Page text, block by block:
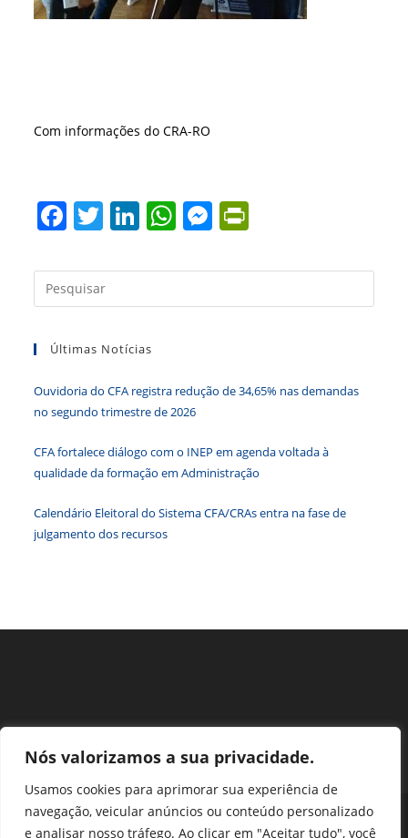
Nós valorizamos a sua privacidade.
Usamos cookies para aprimorar sua experiência de
navegação, veicular anúncios ou conteúdo personalizado
e analisar nosso tráfego. Ao clicar em "Aceitar tudo", você
Com informações do CRA-RO
F
c
e
o
o
k
T
itt
er
Li
k
e
n
W
at
s
p
M
ss
e
er
tF
ri
dl
a
Últimas Notícias
Ouvidoria do CFA registra redução de 34,65% nas demandas
no segundo trimestre de 2026
CFA fortalece diálogo com o INEP em agenda voltada à
qualidade da formação em Administração
Calendário Eleitoral do Sistema CFA/CRAs entra na fase de
julgamento dos recursos
Perguntas Frequentes
Ouvidoria
Transparência e prestação de contas